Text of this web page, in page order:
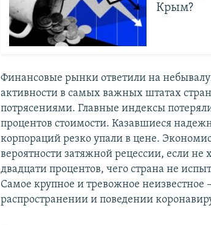
Крым?
Финансовые рынки ответили на
активности в самых важных штатах
потрясениями. Главные индексы
процентов стоимости. Казавшиеся
корпораций резко упали в цене.
вероятности затяжной рецессии, если не
двадцати процентов, чего страна не
Самое крупное и тревожное неизвестное
распространении и поведении